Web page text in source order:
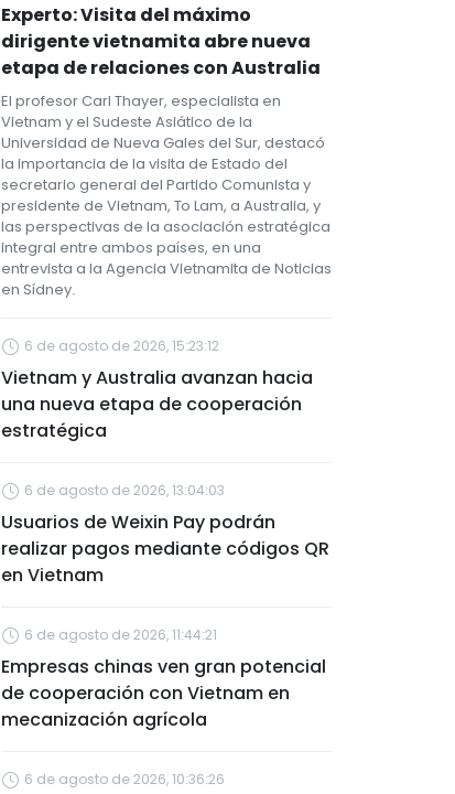
Experto: Visita del máximo
dirigente vietnamita abre nueva
etapa de relaciones con Australia
El profesor Carl Thayer, especialista en
Vietnam y el Sudeste Asiático de la
Universidad de Nueva Gales del Sur, destacó
la importancia de la visita de Estado del
secretario general del Partido Comunista y
presidente de Vietnam, To Lam, a Australia, y
las perspectivas de la asociación estratégica
integral entre ambos países, en una
entrevista a la Agencia Vietnamita de Noticias
en Sídney.
6 de agosto de 2026, 15:23:12
Vietnam y Australia avanzan hacia
una nueva etapa de cooperación
estratégica
6 de agosto de 2026, 13:04:03
Usuarios de Weixin Pay podrán
realizar pagos mediante códigos QR
en Vietnam
6 de agosto de 2026, 11:44:21
Empresas chinas ven gran potencial
de cooperación con Vietnam en
mecanización agrícola
6 de agosto de 2026, 10:36:26